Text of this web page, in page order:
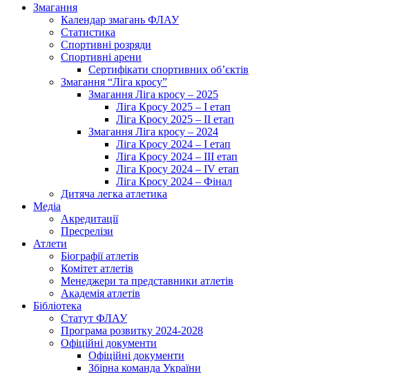
Змагання
Календар змагань ФЛАУ
Статистика
Спортивні розряди
Спортивні арени
Сертифікати спортивних об’єктів
Змагання “Ліга кросу”
Змагання Ліга кросу – 2025
Ліга Кросу 2025 – I етап
Ліга Кросу 2025 – II етап
Змагання Ліга кросу – 2024
Ліга Кросу 2024 – I етап
Ліга Кросу 2024 – III етап
Ліга Кросу 2024 – IV етап
Ліга Кросу 2024 – Фінал
Дитяча легка атлетика
Медіа
Акредитації
Пресрелізи
Атлети
Біографії атлетів
Комітет атлетів
Менеджери та представники атлетів
Академія атлетів
Бібліотека
Статут ФЛАУ
Програма розвитку 2024-2028
Офіційні документи
Офіційні документи
Збірна команда України